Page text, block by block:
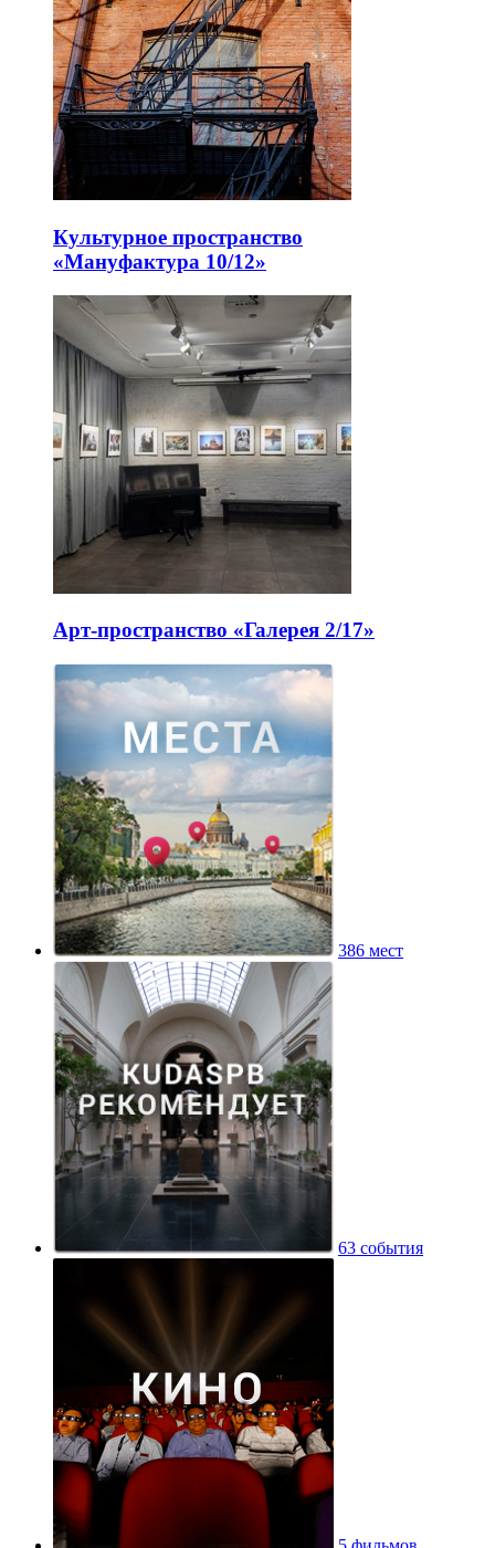
Культурное пространство
«Мануфактура 10/12»
Арт-пространство «Галерея 2/17»
386 мест
63 события